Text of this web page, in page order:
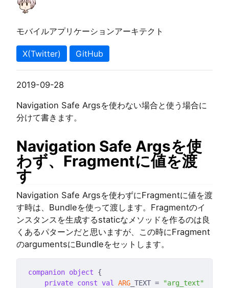
モバイルアプリケーションアーキテクト
X(Twitter) GitHub
2019-09-28
Navigation Safe Argsを使わない場合と使う場合に
分けて書きます。
Navigation Safe Argsを使
わず、Fragmentに値を渡
す
Navigation Safe Argsを使わずにFragmentに値を渡
す時は、Bundleを使って渡します。Fragmentのイ
ンスタンスを生成するstaticなメソッドを作るのは良
くあるパターンだと思いますが、この時にFragment
のargumentsにBundleをセットします。
companion object
private const val ARG _TEXT = "arg_text"